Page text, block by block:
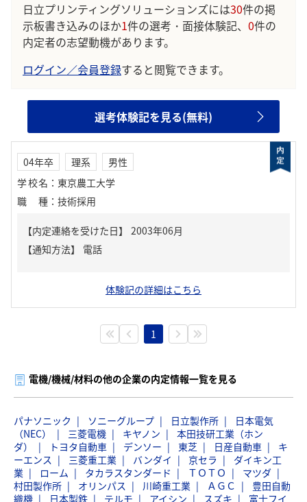
日立プリンティングソリューションズには30件の掲
示板書き込みのほか1件の選考・面接体験記、 0件の
内定者の志望動機があります。
ログイン／会員登録すると閲覧できます。
選考体験記を見る(無料)
04年卒 理系
男性
学校名 ： 東京農工大学
職種 ： 技術採用
【内定連絡を受けた日】
2003年06月
【通知方法】
電話
体験記の詳細はこちら
1
電機/機械/材料の他の企業の内定情報一覧を見る
パナソニック ソニーグループ 日立製作所
日本電気
（NEC）
三菱電機 キヤノン
本田技研工業（ホン
ダ）
トヨタ自動車 デンソー 東芝 日産自動車
キ
ーエンス
三菱重工業 バンダイ 京セラ
ダイキン工
業
ローム タカラスタンダード ＴＯＴＯ
マツダ
村田製作所
オリンパス 川崎重工業 ＡＧＣ
豊田自動
織機
日本製鉄 テルモ アイシン スズキ 富士フイ